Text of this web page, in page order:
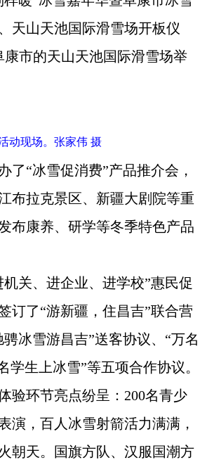
天山天池国际滑雪场开板仪
康市的天山天池国际滑雪场举
动现场。张家伟 摄
“冰雪促消费”产品推介会，
布拉克景区、新疆大剧院等重
布康养、研学等冬季特色产品
关、进企业、进学校”惠民促
订了“游新疆，住昌吉”联合营
冰雪游昌吉”送客协议、“万名
学生上冰雪”等五项合作协议。
环节亮点纷呈：200名青少
演，百人冰雪射箭活力满满，
朝天。国旗方队、汉服国潮方